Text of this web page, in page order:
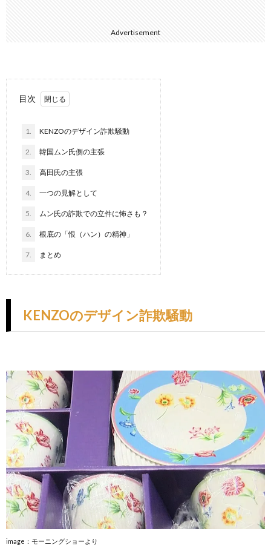
Advertisement
目次
1. KENZOのデザイン詐欺騒動
2. 韓国ムン氏側の主張
3. 高田氏の主張
4. 一つの見解として
5. ムン氏の詐欺での立件に怖さも？
6. 根底の「恨（ハン）の精神」
7. まとめ
KENZOのデザイン詐欺騒動
image：モーニングショーより